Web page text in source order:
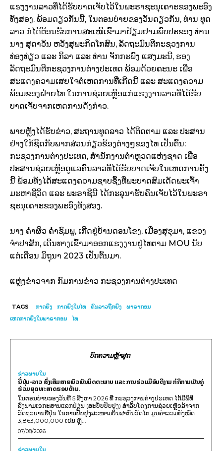
ແຮງງານລາວທີ່ໄດ້ຮັບບາດເຈັບໄວ້ໃນພະຣາຊະນຸເຄາະຂອງພະອົງ
ທັງສອງ. ພ້ອມດຽວກັນນີ້, ໃນຕອນບ່າຍຂອງວັນດຽວກັນ, ທ່ານ ທູດ
ລາວ ກໍໄດ້ຕ້ອນຮັບການສະເໜີເຂົ້າມາຢ້ຽມຢາມພົບປະຂອງ ທ່ານ
ນາງ ສຸດາວັນ ຫວັງສຸພະກິດໂກສົນ, ລັດຖະມົນຕີກະຊວງການ
ທ່ອງທ່ຽວ ແລະ ກິລາ ແລະ ທ່ານ ຈັກກະພົງ ແສງມະນີ, ຮອງ
ລັດຖະມົນຕີກະຊວງການຕ່າງປະເທດ ພ້ອມດ້ວຍຄະນະ ເພື່ອ
ສະແດງຄວາມເສຍໃຈຕໍ່ເຫດການທີີ່ເກີດນີ້ ແລະ ສະແດງຄວາມ
ພ້ອມຂອງຝ່າຍໄທ ໃນການຊ່ວຍເຫຼືອແກ່ແຮງງານລາວທີ່ໄດ້ຮັບ
ບາດເຈັບຈາກເຫດການດັ່ງກ່າວ.
ພາຍຫຼັງໄດ້ຮັບຂ່າວ, ສະຖານທູດລາວ ໄດ້ຕິດຕາມ ແລະ ປະສານ
ຢ່າງໃກ້ຊິດກັບພາກສ່ວນກ່ຽວຂ້ອງຕ່າງໆຂອງໄທ ເປັນຕົ້ນ:
ກະຊວງການຕ່າງປະເທດ, ສຳນັກງານຕຳຫຼວດແຫ່ງຊາດ ເພື່ອ
ປະສານຊ່ວຍເຫຼືອດູແລຄົນລາວທີ່ໄດ້ຮັບບາດເຈັບໃນເຫດການຄັ້ງ
ນີ້ ພ້ອມທັງໄດ້ສະແດງຄວາມຊາບຊຶ້ງທີ່ພະບາດສົມເດັດພະເຈົ້າ
ມະຫາຊີວິດ ແລະ ພະຣາຊີນີ ໄດ້ກະລຸນາຮັບຄົນເຈັບໄວ້ໃນພະຣາ
ຊະນຸເຄາະຂອງພະອົງທັງສອງ.
ນາງ ຄໍາຜິວ ຄໍາຊົມພູ, ເກີດຢູ່ບ້ານດອນໂຂງ, ເມືອງສຸຂຸມາ, ແຂວງ
ຈຳປາສັກ, ເດີນທາງເຂົ້າມາອອກແຮງງານຢູ່ໄທຕາມ MOU ນັບ
ແຕ່ເດືອນ ມິຖຸນາ 2023 ເປັນຕົ້ນມາ.
ແຫຼ່ງຂ່າວຈາກ ກົມການຂ່າວ ກະຊວງການຕ່າງປະເທດ
TAGS ກາດຍິງ ກາດຍິງໃນໄທ ຄົນລາວຖືກຍິງ
ພາຣາກອນ
ເຫດກາດຍິງໃນພາຣາກອນ
ໄທ
ບົດຄວາມຫຼ້າສຸດ
ຂ່າວພາຍ​ໃນ
ຍີ່ປຸ່ນ-ລາວ ສົ່ງເສີມສາຍພົວພັນມິດຕະພາບ ແລະ ການຮ່ວມມືອັນດີງາມ ກໍຄືການເປັນຄູ່
ຮ່ວມຍຸດທະສາດຮອບດ້ານ.
ໃນຕອນບ່າຍຂອງວັນທີ 5 ສິງຫາ 2026 ທີ່ ກະຊວງການຕ່າງປະເທດ ໄດ້ມີພິທີ
ລົງນາມເອກະສານແລກປ່ຽນ (ສະບັບປັບປຸງ) ສໍາລັບໂຄງການຊ່ວຍເຫຼືອລ້າຈາກ
ລັດຖະບານຍີ່ປຸ່ນ ໃນການປັບປຸງສະໜາມບິນສາກົນວັດໄຕ ມູນຄ່າລວມທັງໝົດ
3,863,000,000 ເຢນ ຫຼື...
07/08/2026
ຂ່າວພາຍ​ໃນ